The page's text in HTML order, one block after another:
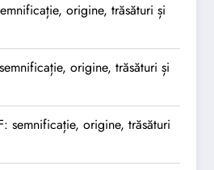
origine, trăsături și
origine, trăsături și
semnificație, origine, trăsături